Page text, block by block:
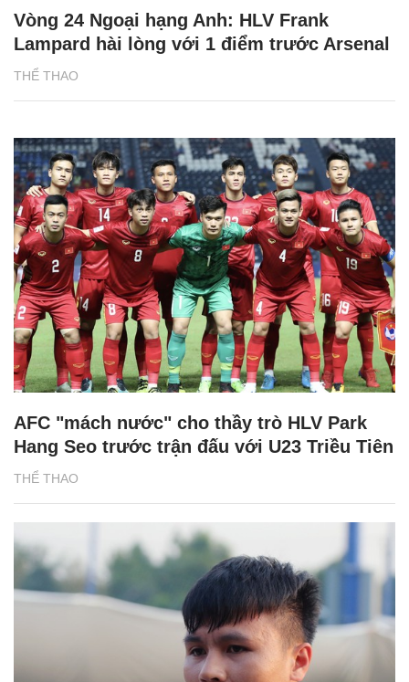
THỂ THAO
Vòng 24 Ngoại hạng Anh: HLV Frank
Lampard hài lòng với 1 điểm trước Arsenal
THỂ THAO
AFC "mách nước" cho thầy trò HLV Park
Hang Seo trước trận đấu với U23 Triều Tiên